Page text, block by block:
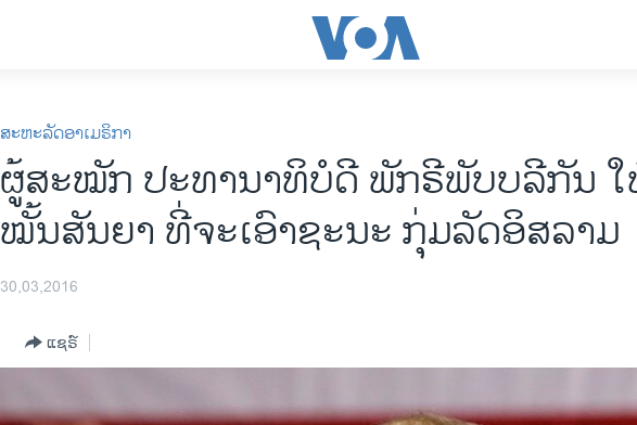
ສະຫະລັດອາເມຣິກາ
ຜູ້ສະໝັກ ປະທານາທິບໍດີ ພັກຣີພັບບລີກັນ
ໝັ້ນສັນຍາ ທີ່ຈະເອົາຊະນະ ກຸ່ມລັດອິສລາມ
30,03,2016
ແຊຣ໌